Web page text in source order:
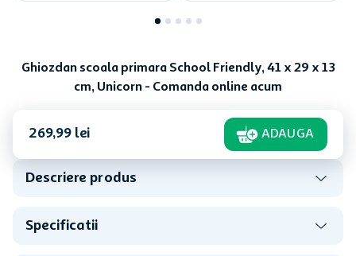
Ghiozdan scoala primara School Friendly, 41 x 29 x 13
cm, Unicorn - Comanda online acum
269,99 lei ADAUGA
Descriere produs
Specificatii